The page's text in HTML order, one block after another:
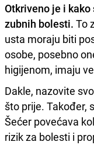
Otkriveno je i
zubnih bolesti. To
usta moraju biti
osobe, posebno
higijenom, imaju
Dakle, nazovite
što prije. Također,
Šećer povećava
rizik za bolesti i